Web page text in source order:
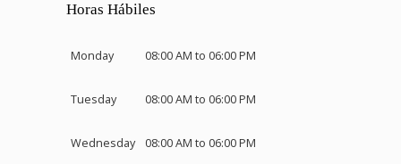
Horas Hábiles
Monday 08:00 AM to 06:00 PM
Tuesday 08:00 AM to 06:00 PM
Wednesday 08:00 AM to 06:00 PM